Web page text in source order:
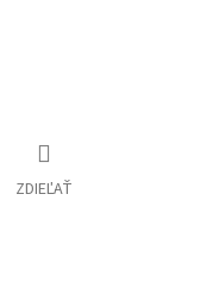
ZDIEĽAŤ